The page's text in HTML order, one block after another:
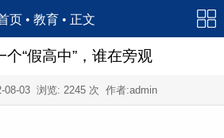
页 • 教育 • 正文
“假高中”，谁在旁观
08-03 浏览: 2245 次 作者:admin